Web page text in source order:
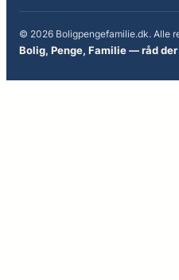
© 2026 Boligpengefamilie.dk. Alle
Bolig, Penge, Familie — råd